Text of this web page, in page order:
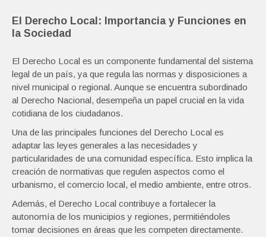
El Derecho Local: Importancia y Funciones en
la Sociedad
El Derecho Local es un componente fundamental del sistema
legal de un país, ya que regula las normas y disposiciones a
nivel municipal o regional. Aunque se encuentra subordinado
al Derecho Nacional, desempeña un papel crucial en la vida
cotidiana de los ciudadanos.
Una de las principales funciones del Derecho Local es
adaptar las leyes generales a las necesidades y
particularidades de una comunidad específica. Esto implica la
creación de normativas que regulen aspectos como el
urbanismo, el comercio local, el medio ambiente, entre otros.
Además, el Derecho Local contribuye a fortalecer la
autonomía de los municipios y regiones, permitiéndoles
tomar decisiones en áreas que les competen directamente.